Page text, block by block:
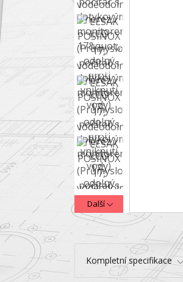
Další
Kompletní specifikace